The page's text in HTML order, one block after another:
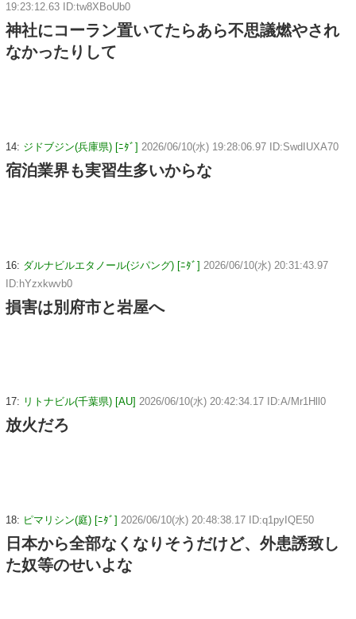
19:23:12.63 ID:tw8XBoUb0
神社にコーラン置いてたらあら不思議燃やされ
なかったりして
14: ジドブジン(兵庫県) [ﾆﾀﾞ] 2026/06/10(水) 19:28:06.97 ID:SwdIUXA70
宿泊業界も実習生多いからな
16: ダルナビルエタノール(ジパング) [ﾆﾀﾞ] 2026/06/10(水) 20:31:43.97
ID:hYzxkwvb0
損害は別府市と岩屋へ
17: リトナビル(千葉県) [AU] 2026/06/10(水) 20:42:34.17 ID:A/Mr1Hll0
放火だろ
18: ピマリシン(庭) [ﾆﾀﾞ] 2026/06/10(水) 20:48:38.17 ID:q1pyIQE50
日本から全部なくなりそうだけど、外患誘致し
た奴等のせいよな